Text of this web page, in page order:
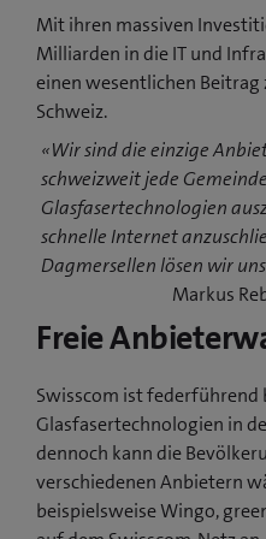
Mit ihren massiven
Milliarden in die IT und
einen wesentlichen
Schweiz.
«Wir sind die einzige
schweizweit jede
Glasfasertechnologien
schnelle Internet
Dagmersellen lösen wir
Markus
Freie
Swisscom ist federführend
Glasfasertechnologien in
dennoch kann die
verschiedenen Anbietern
beispielsweise Wingo,